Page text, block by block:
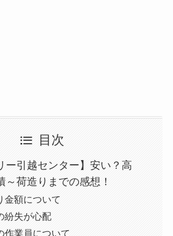
目次
ー引越センター】安い？高
～荷造りまでの感想！
金額について
紛失が心配
作業員について